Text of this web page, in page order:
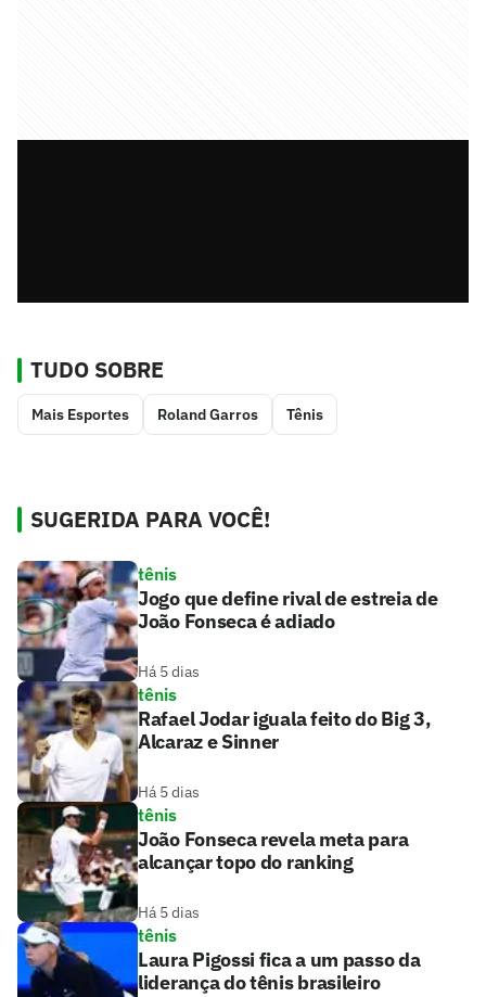
TUDO SOBRE
Mais Esportes Roland Garros Tênis
SUGERIDA PARA VOCÊ!
tênis
Jogo que define rival de estreia de
João Fonseca é adiado
Há 5 dias
tênis
Rafael Jodar iguala feito do Big 3,
Alcaraz e Sinner
Há 5 dias
tênis
João Fonseca revela meta para
alcançar topo do ranking
Há 5 dias
tênis
Laura Pigossi fica a um passo da
liderança do tênis brasileiro